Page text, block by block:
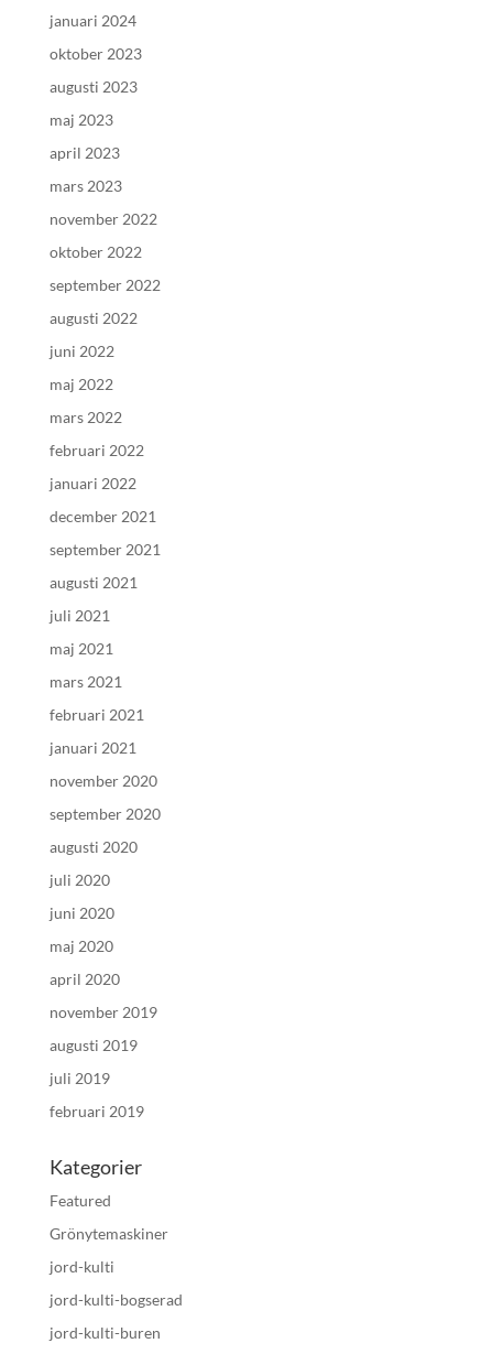
januari 2024
oktober 2023
augusti 2023
maj 2023
april 2023
mars 2023
november 2022
oktober 2022
september 2022
augusti 2022
juni 2022
maj 2022
mars 2022
februari 2022
januari 2022
december 2021
september 2021
augusti 2021
juli 2021
maj 2021
mars 2021
februari 2021
januari 2021
november 2020
september 2020
augusti 2020
juli 2020
juni 2020
maj 2020
april 2020
november 2019
augusti 2019
juli 2019
februari 2019
Kategorier
Featured
Grönytemaskiner
jord-kulti
jord-kulti-bogserad
jord-kulti-buren